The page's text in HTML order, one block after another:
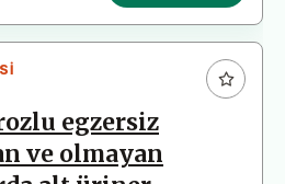
egzersiz
ve olmayan